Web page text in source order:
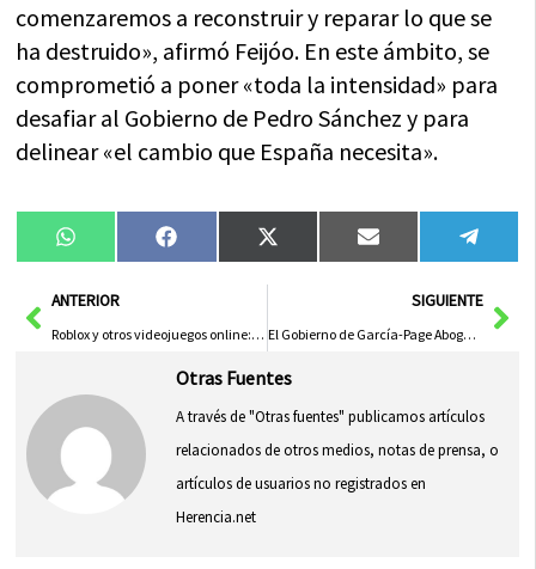
comenzaremos a reconstruir y reparar lo que se
ha destruido», afirmó Feijóo. En este ámbito, se
comprometió a poner «toda la intensidad» para
desafiar al Gobierno de Pedro Sánchez y para
delinear «el cambio que España necesita».
Compartir
en
WhatsAppCompartir
en
FacebookCompartir
en
X
(Twitter)
Compartir
en
Email
en
AntANTERIOR
Roblox y otros videojuegos online: guía completa para que los padres protejan a sus hijos en un mundo digital lleno de riesgos
SIGUIENTE
El Gobierno de García-Page Abogará por el Campo Manchego en el Comité de las Regiones
Otras Fuentes
A través de "Otras fuentes" publicamos artículos
relacionados de otros medios, notas de prensa, o
artículos de usuarios no registrados en
Herencia.net